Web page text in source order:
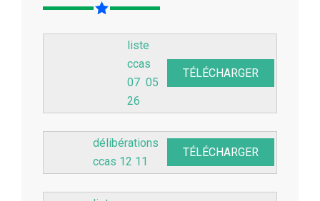
liste
ccas
07 05
26
TÉLÉCHARGER
délibérations
ccas 12 11
TÉLÉCHARGER